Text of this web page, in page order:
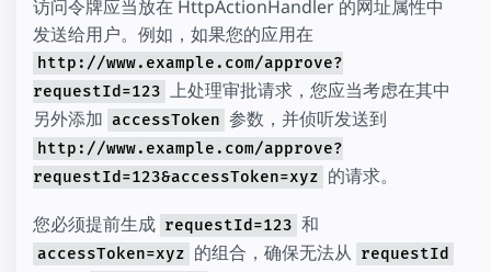
访问令牌应当放在 HttpActionHandler 的网址属性中
发送给用户。例如，如果您的应用在
http://www.example.com/approve?
requestId=123 上处理审批请求，您应当考虑在其中
另外添加 accessToken 参数，并侦听发送到
http://www.example.com/approve?
requestId=123&accessToken=xyz 的请求。
您必须提前生成 requestId=123 和
accessToken=xyz 的组合，确保无法从 requestId